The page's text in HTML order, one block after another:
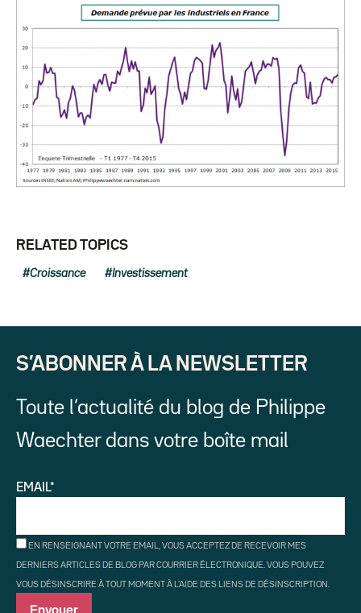
RELATED TOPICS
Croissance Investissement
S’ABONNER À LA NEWSLETTER
Toute l’actualité du blog de Philippe
Waechter dans votre boîte mail
EMAIL*
EN RENSEIGNANT VOTRE EMAIL, VOUS ACCEPTEZ DE RECEVOIR MES
DERNIERS ARTICLES DE BLOG PAR COURRIER ÉLECTRONIQUE. VOUS POUVEZ
VOUS DÉSINSCRIRE À TOUT MOMENT À L'AIDE DES LIENS DE DÉSINSCRIPTION.